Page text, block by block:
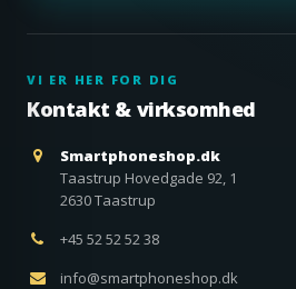
VI ER HER FOR DIG
Kontakt & virksomhed
Smartphoneshop.dk
Taastrup Hovedgade 92, 1
2630 Taastrup
+45 52 52 52 38
info@smartphoneshop.dk